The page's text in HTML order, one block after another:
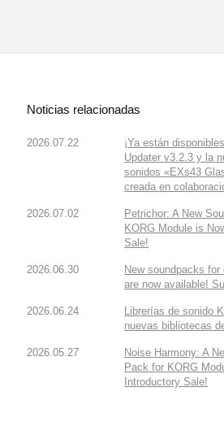
Noticias relacionadas
2026.07.22
¡Ya están
Updater v3.2.3 y la
sonidos «EXs43
creada en
2026.07.02
Petrichor: A New
KORG Module is
Sale!
2026.06.30
New soundpacks
are now available!
2026.06.24
Librerías de sonido
nuevas bibliotecas
2026.05.27
Noise Harmony: A
Pack for KORG
Introductory Sale!